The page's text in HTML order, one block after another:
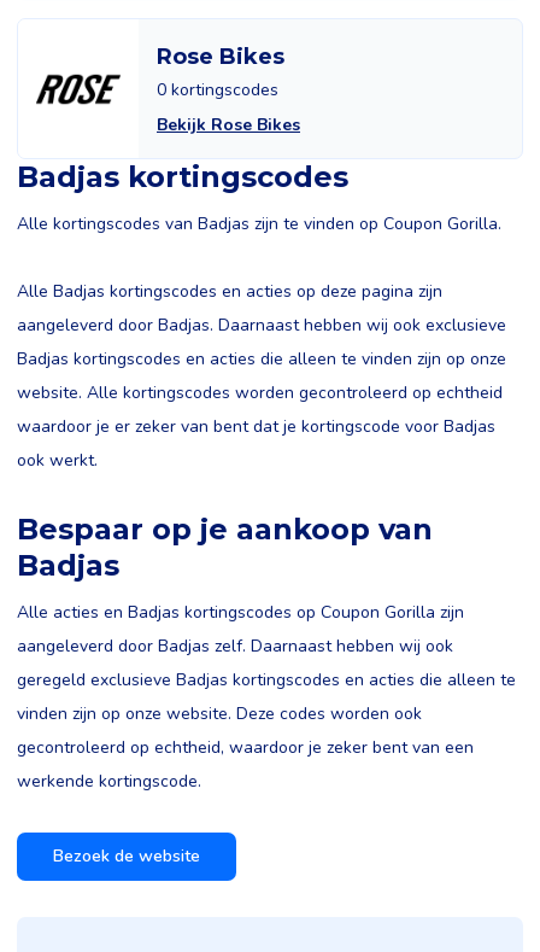
Rose Bikes
0 kortingscodes
Bekijk Rose Bikes
Badjas kortingscodes
Alle kortingscodes van Badjas zijn te vinden op Coupon Gorilla.
Alle Badjas kortingscodes en acties op deze pagina zijn
aangeleverd door Badjas. Daarnaast hebben wij ook exclusieve
Badjas kortingscodes en acties die alleen te vinden zijn op onze
website. Alle kortingscodes worden gecontroleerd op echtheid
waardoor je er zeker van bent dat je kortingscode voor Badjas
ook werkt.
Bespaar op je aankoop van
Badjas
Alle acties en Badjas kortingscodes op Coupon Gorilla zijn
aangeleverd door Badjas zelf. Daarnaast hebben wij ook
geregeld exclusieve Badjas kortingscodes en acties die alleen te
vinden zijn op onze website. Deze codes worden ook
gecontroleerd op echtheid, waardoor je zeker bent van een
werkende kortingscode.
Bezoek de website